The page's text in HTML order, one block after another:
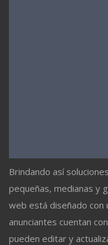
Brindando así
pequeñas, medianas y
web está diseñado con
anunciantes cuentan
pueden editar y